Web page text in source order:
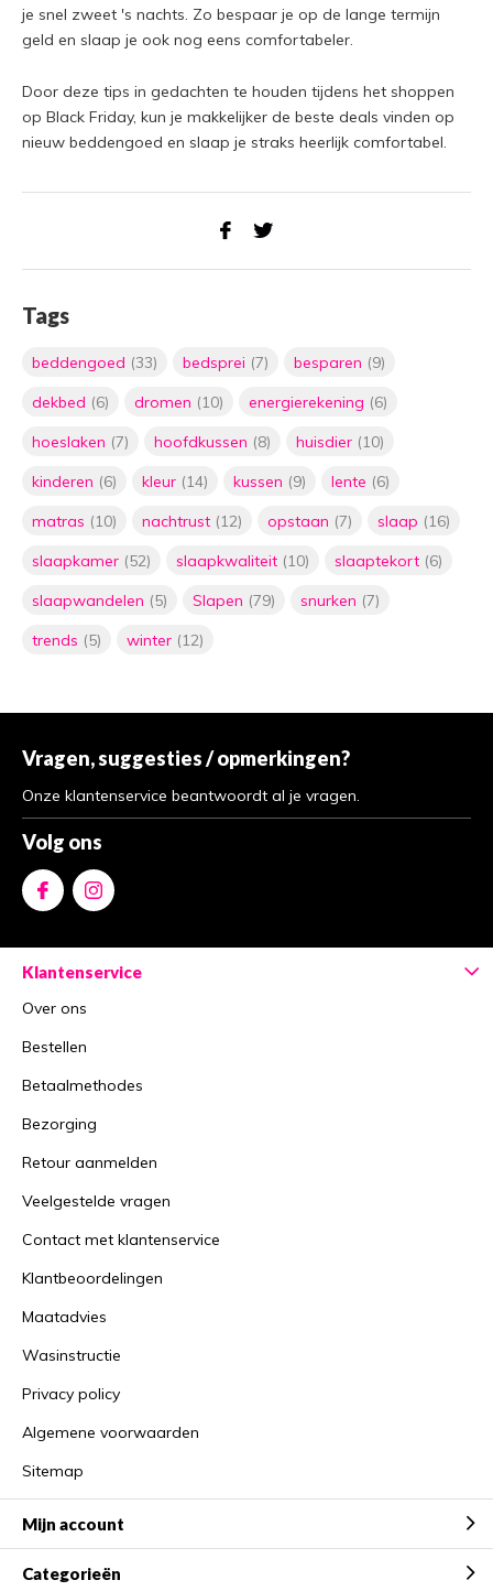
je snel zweet 's nachts. Zo bespaar je op de lange termijn
geld en slaap je ook nog eens comfortabeler.
Door deze tips in gedachten te houden tijdens het shoppen
op Black Friday, kun je makkelijker de beste deals vinden op
nieuw beddengoed en slaap je straks heerlijk comfortabel.
Tags
beddengoed (33) bedsprei (7) besparen (9)
dekbed (6) dromen (10) energierekening (6)
hoeslaken (7) hoofdkussen (8) huisdier (10)
kinderen (6) kleur (14) kussen (9) lente (6)
matras (10) nachtrust (12) opstaan (7) slaap (16)
slaapkamer (52) slaapkwaliteit (10) slaaptekort (6)
slaapwandelen (5) Slapen (79) snurken (7)
trends (5) winter (12)
Vragen, suggesties / opmerkingen?
Onze klantenservice beantwoordt al je vragen.
Volg ons
Klantenservice
Over ons
Bestellen
Betaalmethodes
Bezorging
Retour aanmelden
Veelgestelde vragen
Contact met klantenservice
Klantbeoordelingen
Maatadvies
Wasinstructie
Privacy policy
Algemene voorwaarden
Sitemap
Mijn account
Categorieën